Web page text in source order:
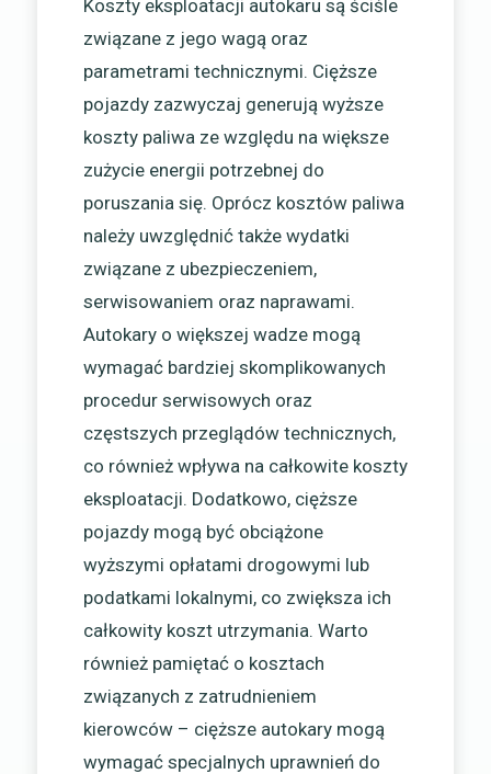
Koszty eksploatacji autokaru są ściśle
związane z jego wagą oraz
parametrami technicznymi. Cięższe
pojazdy zazwyczaj generują wyższe
koszty paliwa ze względu na większe
zużycie energii potrzebnej do
poruszania się. Oprócz kosztów paliwa
należy uwzględnić także wydatki
związane z ubezpieczeniem,
serwisowaniem oraz naprawami.
Autokary o większej wadze mogą
wymagać bardziej skomplikowanych
procedur serwisowych oraz
częstszych przeglądów technicznych,
co również wpływa na całkowite koszty
eksploatacji. Dodatkowo, cięższe
pojazdy mogą być obciążone
wyższymi opłatami drogowymi lub
podatkami lokalnymi, co zwiększa ich
całkowity koszt utrzymania. Warto
również pamiętać o kosztach
związanych z zatrudnieniem
kierowców – cięższe autokary mogą
wymagać specjalnych uprawnień do